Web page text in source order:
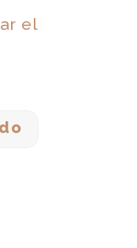
el